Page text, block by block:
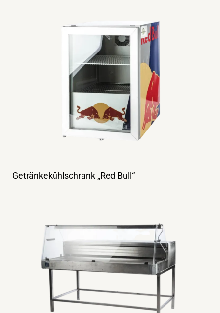
Getränkekühlschrank „Red Bull“